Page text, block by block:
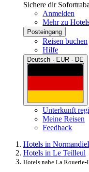
Sichere dir
Anmelden
Mehr zu
Posteingang
Reisen buchen
Hilfe
Deutsch · EUR · DE
Unterkunft
Meine Reisen
Feedback
Hotels in Normandie
Hotels in Le Teilleul
Hotels nahe La Rouerie-